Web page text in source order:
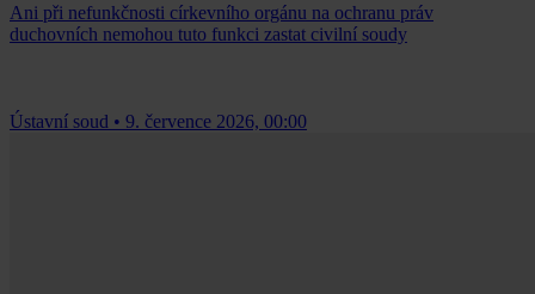
Ani při nefunkčnosti církevního orgánu na ochranu práv
duchovních nemohou tuto funkci zastat civilní soudy
Ústavní soud • 9. července 2026, 00:00